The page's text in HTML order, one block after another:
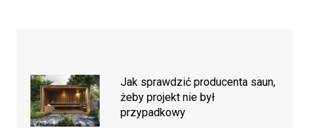
Jak sprawdzić producenta saun,
żeby projekt nie był
przypadkowy